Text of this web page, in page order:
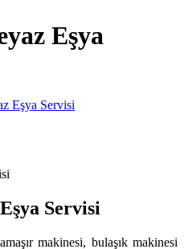
Eşya
Eşya Servisi
Servisi
makinesi, bulaşık makinesi